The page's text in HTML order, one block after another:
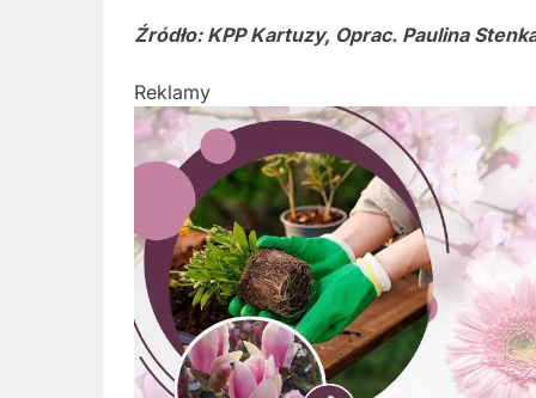
Źródło: KPP Kartuzy, Oprac. Paulina
Reklamy